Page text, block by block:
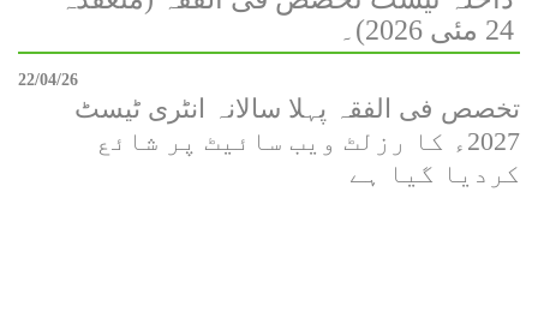
ہیں۔
اہم اطلاع : امتحانی رجسٹریشن کا اجراء
” رعایت در مدت فراھمی قومی شناخت نمبر“
تنظیم المدارس کا فیس بک پیج
24 مئی 2026)۔
22/04/26
تخصص فی الفقہ پہلا سالانہ انٹری ٹیسٹ
2027ء کا رزلٹ ویب سائیٹ پر شائع
کردیا گیا ہے